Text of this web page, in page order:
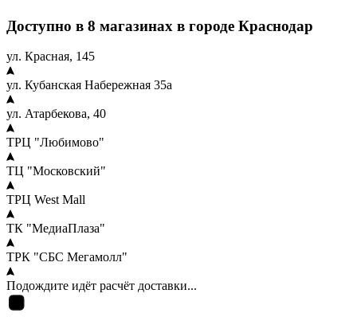
Доступно в 8 магазинах в городе Краснодар
ул. Красная, 145
ул. Кубанская Набережная 35а
ул. Атарбекова, 40
ТРЦ "Любимово"
ТЦ "Московский"
ТРЦ West Mall
ТК "МедиаПлаза"
ТРК "СБС Мегамолл"
Подождите идёт расчёт доставки...